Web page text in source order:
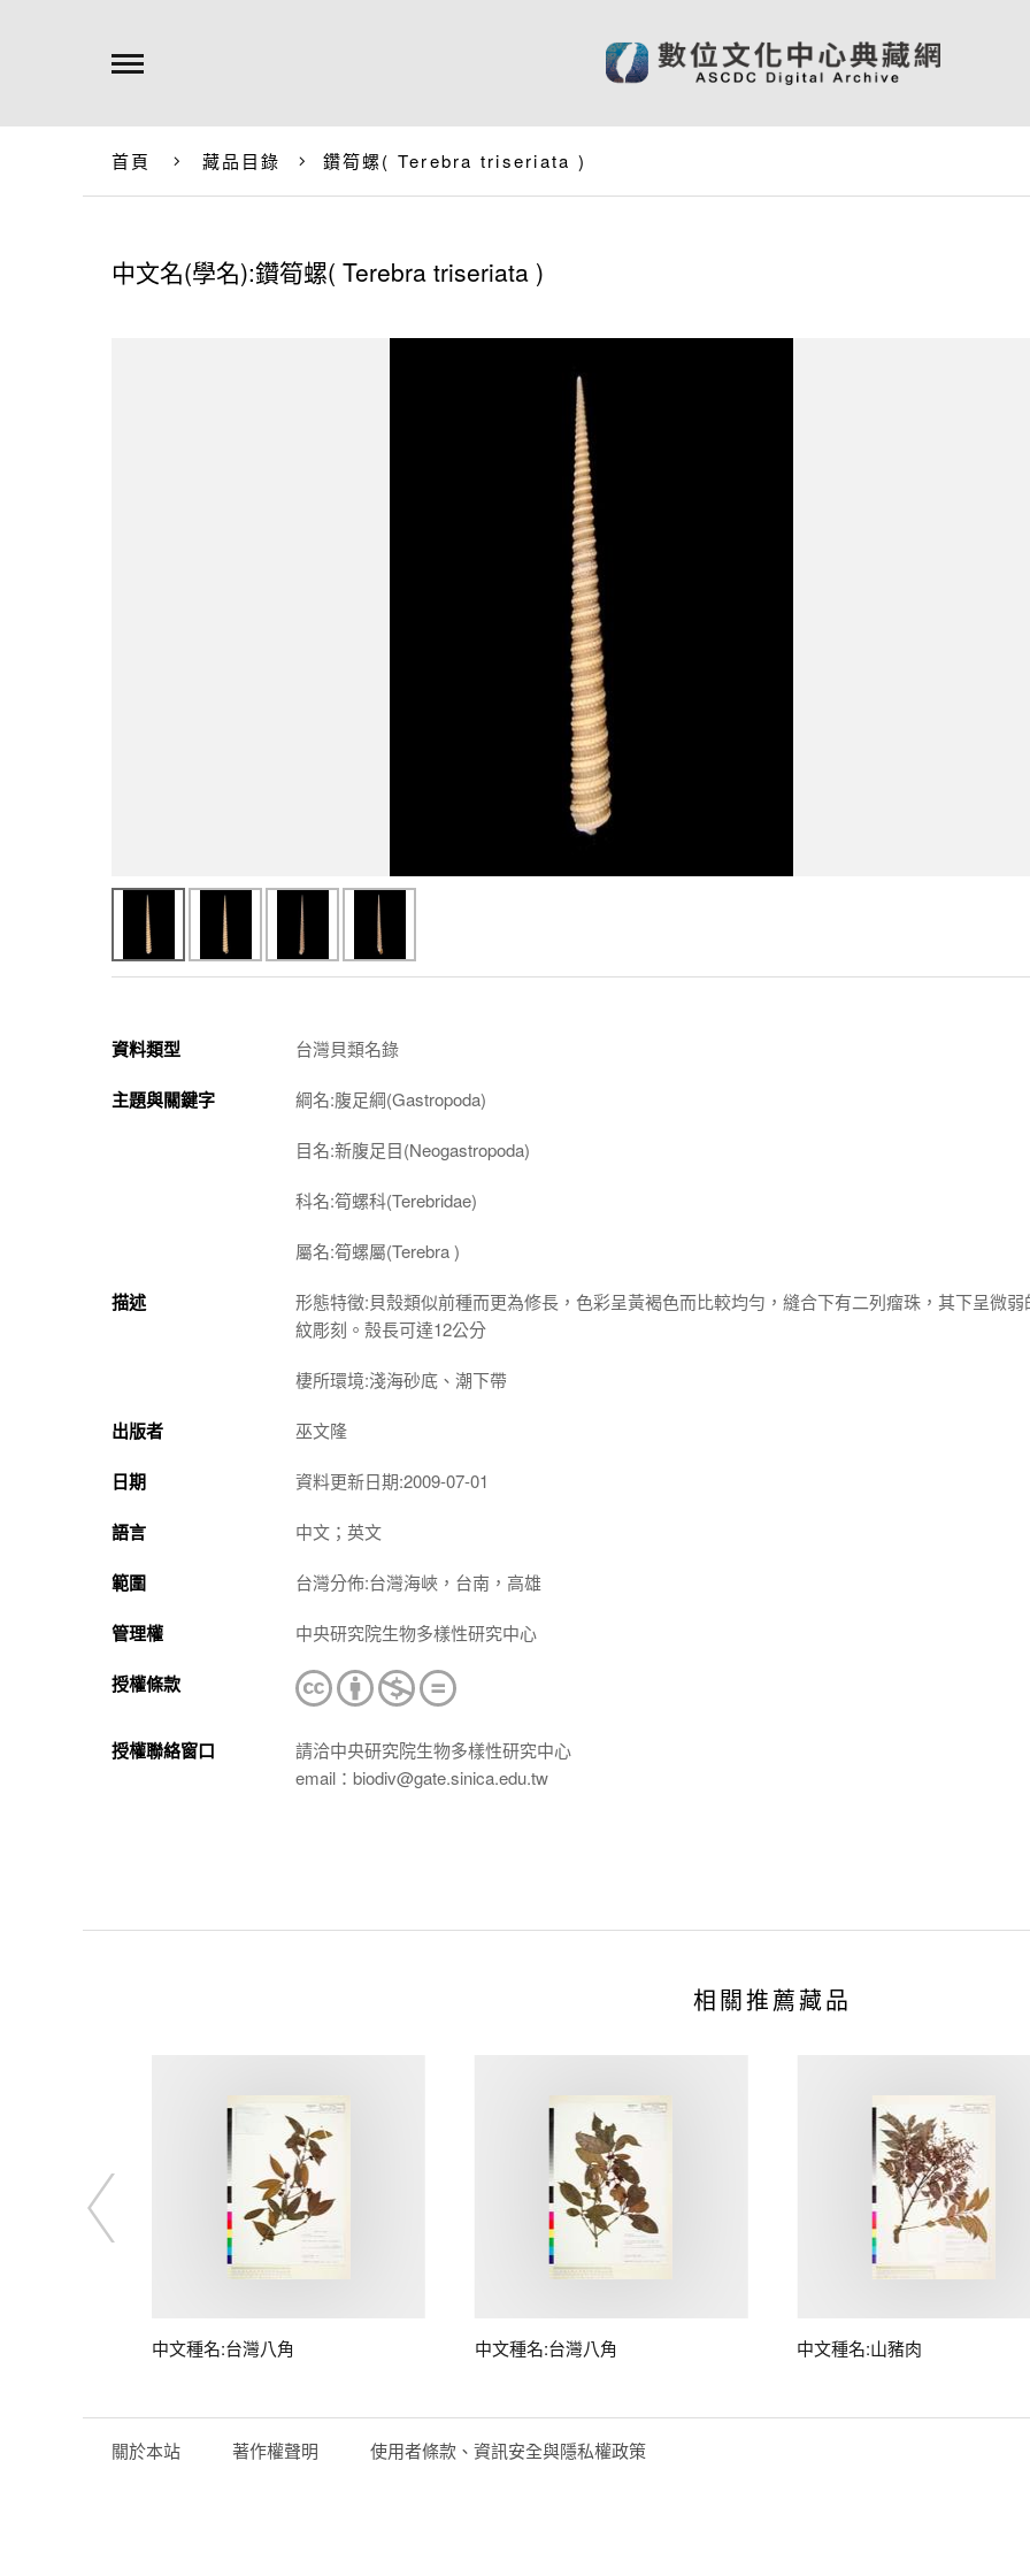
首頁 藏品目錄 鑽筍螺( Terebra triseriata )
中文名(學名):鑽筍螺( Terebra triseriata )
資料類型 台灣貝類名錄
主題與關鍵字 綱名:腹足綱(Gastropoda)
目名:新腹足目(Neogastropoda)
科名:筍螺科(Terebridae)
屬名:筍螺屬(Terebra)
描述
形態特徵:貝殼類似前種而更為修長，色彩呈黃褐色而比較均勻，縫合下有二列瘤珠，其下呈微弱
紋彫刻。殼長可達12公分
棲所環境:淺海砂底、潮下帶
出版者 巫文隆
日期 資料更新日期:2009-07-01
語言 中文；英文
範圍 台灣分佈:台灣海峽，台南，高雄
管理權 中央研究院生物多樣性研究中心
授權條款
授權聯絡窗口
請洽中央研究院生物多樣性研究中心
email：biodiv@gate.sinica.edu.tw
相關推薦藏品
中文種名:台灣八角 中文種名:台灣八角 中文種名:山豬肉
關於本站 著作權聲明 使用者條款、資訊安全與隱私權政策